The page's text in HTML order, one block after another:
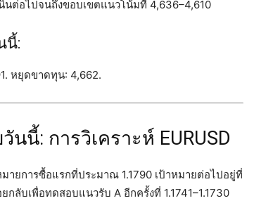
นต่อไปจนถึงขอบเขตแนวโน้มที่ 4,636–4,610
นี้:
หยุดขาดทุน: 4,662.
นี้: การวิเคราะห์ EURUSD
ายการซื้อแรกที่ประมาณ 1.1790 เป้าหมายต่อไปอยู่ที่
ลับเพื่อทดสอบแนวรับ A อีกครั้งที่ 1.1741–1.1730